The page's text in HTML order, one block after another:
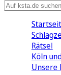
Rätsel
Köln
Unsere